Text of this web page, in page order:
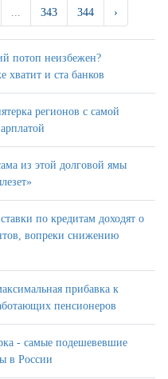
... 343 344 ›
потоп неизбежен?
хватит и ста банков
регионов с самой
из этой долговой ямы
по кредитам доходят о
вопреки снижению
прибавка к
пенсионеров
- самые подешевевшие
в России